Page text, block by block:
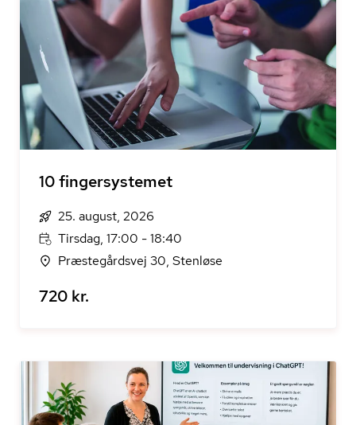
10 fingersystemet
25. august, 2026
Tirsdag, 17:00 - 18:40
Præstegårdsvej 30, Stenløse
720 kr.